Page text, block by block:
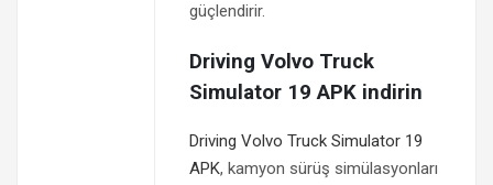
güçlendirir.
Driving Volvo Truck
Simulator 19 APK indirin
Driving Volvo Truck Simulator 19
APK, kamyon sürüş simülasyonları